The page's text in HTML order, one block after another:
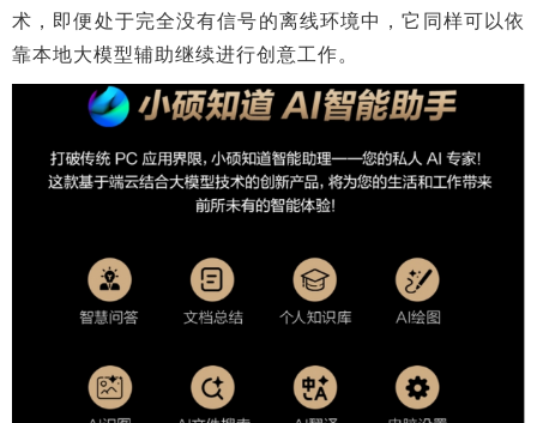
术，即便处于完全没有信号的离线环境中，它同样可以依
靠本地大模型辅助继续进行创意工作。